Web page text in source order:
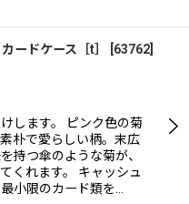
ードケース［t］ 63762
します。 ピンク色の菊
朴で愛らしい柄。末広
持つ傘のような菊が、
くれます。 キャッシュ
小限のカード類を…